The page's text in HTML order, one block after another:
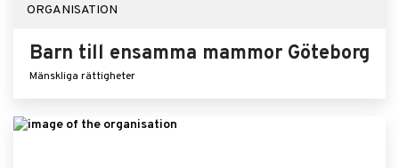
ORGANISATION
Barn till ensamma mammor Göteborg
Mänskliga rättigheter